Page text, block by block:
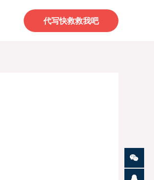
代写快救救我吧